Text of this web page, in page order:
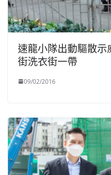
速龍小隊出動驅散
街洗衣街一帶
09/02/2016